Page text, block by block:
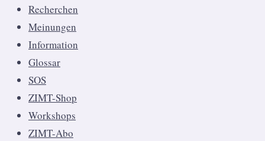
Recherchen
Meinungen
Information
Glossar
SOS
ZIMT-Shop
Workshops
ZIMT-Abo